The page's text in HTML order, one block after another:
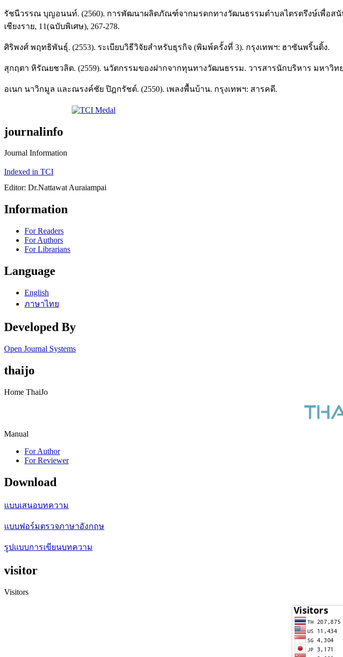
รัชนีวรรณ บุญอนนท์. (2560). การพัฒนาผลิตภัณฑ์จากมรดกทางวัฒนธรรมตำบลไตรตรึงษ์เพื่อส
เชียงราย, 11(ฉบับพิเศษ), 267-278.
ศิริพงศ์ พฤทธิพันธุ์. (2553). ระเบียบวิธีวิจัยสำหรับธุรกิจ (พิมพ์ครั้งที่ 3). กรุงเทพฯ: ฮาซันพริ้นติ้ง.
สุกฤตา หิรัณยชวลิต. (2559). นวัตกรรมของฝากจากทุนทางวัฒนธรรม. วารสารนักบริหาร มหาวิทย
อเนก นาวิกมูล และณรงค์ชัย ปิฎกรัชต์. (2550). เพลงพื้นบ้าน. กรุงเทพฯ: สารคดี.
journalinfo
Journal Information
Indexed in TCI
Editor: Dr.Nattawat Auraiampai
Information
For Readers
For Authors
For Librarians
Language
English
ภาษาไทย
Developed By
Open Journal Systems
thaijo
Home ThaiJo
Manual
For Author
For Reviewer
Download
แบบเสนอบทความ
แบบฟอร์มตรวจภาษาอังกฤษ
รูปแบบการเขียนบทความ
visitor
Visitors